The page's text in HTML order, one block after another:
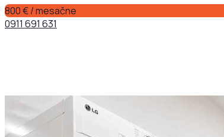
800 € / mesačne
0911 691 631